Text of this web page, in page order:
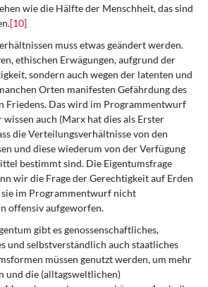
wie die Hälfte der Menschheit, das sind
[10]
muss etwas geändert werden.
ethischen Erwägungen, aufgrund der
sondern auch wegen der latenten und
Orten manifesten Gefährdung des
Friedens. Das wird im Programmentwurf
auch (Marx hat dies als Erster
die Verteilungsverhältnisse von den
und diese wiederum von der Verfügung
bestimmt sind. Die Eigentumsfrage
wir die Frage der Gerechtigkeit auf Erden
im Programmentwurf nicht
offensiv aufgeworfen.
gibt es genossenschaftliches,
und selbstverständlich auch staatliches
müssen genutzt werden, um mehr
und die (alltagsweltlichen)